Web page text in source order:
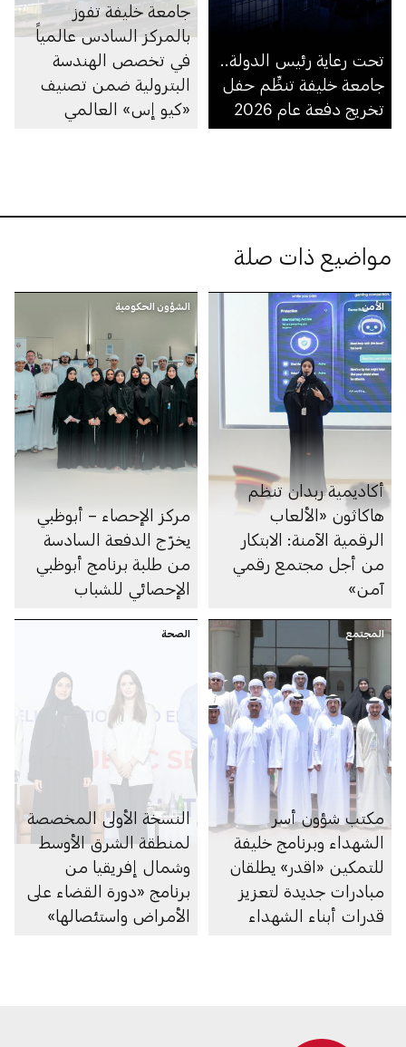
تحت رعاية رئيس الدولة..
جامعة خليفة تنظِّم حفل
تخريج دفعة عام 2026
جامعة خليفة تفوز
بالمركز السادس عالمياً
في تخصص الهندسة
البترولية ضمن تصنيف
«كيو إس» العالمي
مواضيع ذات صلة
الأمن
أكاديمية ربدان تنظم
هاكاثون «الألعاب
الرقمية الآمنة: الابتكار
من أجل مجتمع رقمي
آمن»
الشؤون الحكومية
مركز الإحصاء – أبوظبي
يخرّج الدفعة السادسة
من طلبة برنامج أبوظبي
الإحصائي للشباب
المجتمع
مكتب شؤون أسر
الشهداء وبرنامج خليفة
للتمكين «اقدر» يطلقان
مبادرات جديدة لتعزيز
قدرات أبناء الشهداء
الصحة
النسخة الأولى المخصصة
لمنطقة الشرق الأوسط
وشمال إفريقيا من
برنامج «دورة القضاء على
الأمراض واستئصالها»